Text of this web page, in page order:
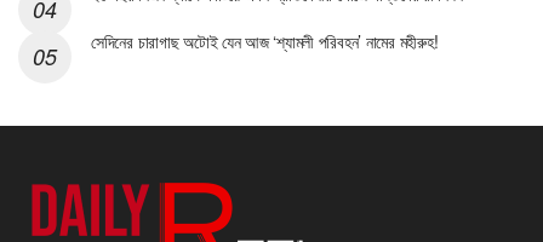
সেদিনের চারাগাছ অটোই যেন আজ ‘শ্যামলী পরিবহন’ নামের মহীরুহ!